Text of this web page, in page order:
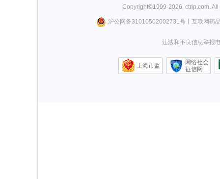
Copyright©1999-2026 ctrip.com .
沪公网备31010502002731号丨 互联网药
违法和不良信息举报
上海市监
网络社会
征信网